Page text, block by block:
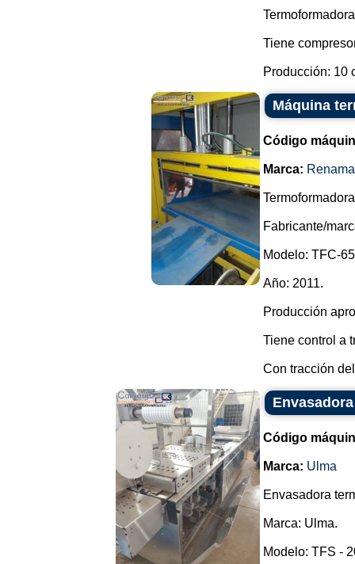
Tiene
Producción: 10
Máquina
Código
Marca:
Fabricante/
Modelo: TFC-
Año: 2011.
Producción
Tiene control a
Con tracción
Código
Marca: Ulma
Envasadora
Marca: Ulma.
Modelo: TFS -